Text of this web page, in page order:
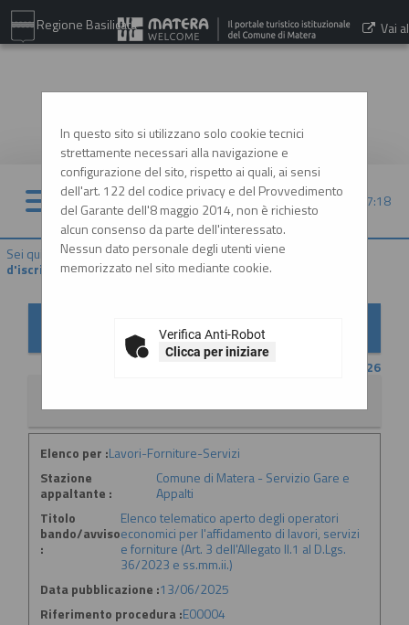
Regione Basilicata Vai al
07/08/2026 07:18
Sei qui: Home»Elenco operatori economici»Bandi e avvisi
d'iscrizione
In questo sito si utilizzano solo cookie tecnici
strettamente necessari alla navigazione e
configurazione del sito, rispetto ai quali, ai sensi
dell'art. 122 del codice privacy e del Provvedimento
del Garante dell'8 maggio 2014, non è richiesto
alcun consenso da parte dell'interessato.
Nessun dato personale degli utenti viene
memorizzato nel sito mediante cookie.
Verifica Anti-Robot
Clicca per iniziare
CONTENUTO AGGIORNATO AL 20/07/2026
Elenco per :Lavori-Forniture-Servizi
Stazione
appaltante :
Comune di Matera - Servizio Gare e
Appalti
Titolo
bando/avviso
:
Elenco telematico aperto degli operatori
economici per l'affidamento di lavori, servizi
e forniture (Art. 3 dell'Allegato II.1 al D.Lgs.
36/2023 e ss.mm.ii.)
Data pubblicazione :13/06/2025
Riferimento procedura :E00004